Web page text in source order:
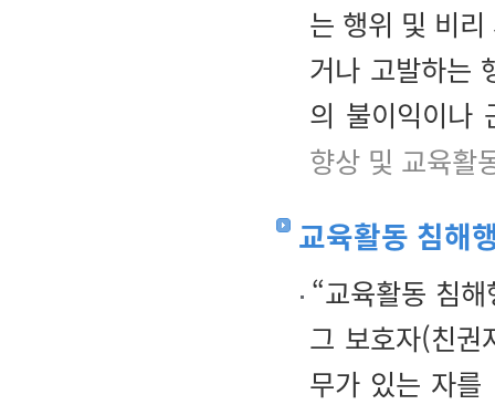
는 행위 및 비
거나 고발하는
의 불이익이나
향상 및 교육활
교육활동 침해
“교육활동 침
그 보호자(친
무가 있는 자